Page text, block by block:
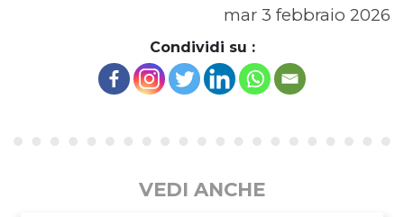
mar 3 febbraio 2026
Condividi su :
VEDI ANCHE